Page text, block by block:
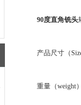
90度直角铣头
产品尺寸（Size
重量（weight）